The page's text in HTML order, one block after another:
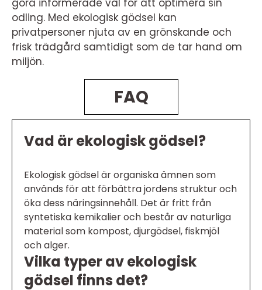
göra informerade val för att optimera sin
odling. Med ekologisk gödsel kan
privatpersoner njuta av en grönskande och
frisk trädgård samtidigt som de tar hand om
miljön.
FAQ
Vad är ekologisk gödsel?
Ekologisk gödsel är organiska ämnen som
används för att förbättra jordens struktur och
öka dess näringsinnehåll. Det är fritt från
syntetiska kemikalier och består av naturliga
material som kompost, djurgödsel, fiskmjöl
och alger.
Vilka typer av ekologisk
gödsel finns det?